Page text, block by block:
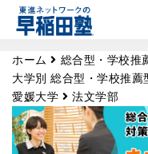
ホーム
総合型・学校推
大学別 総合型・学校推薦
愛媛大学
法文学部